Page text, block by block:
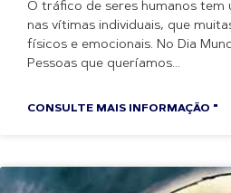
O tráfico de seres humanos
nas vítimas individuais, que
físicos e emocionais. No Dia
Pessoas que queríamos
CONSULTE MAIS INFORMAÇÃO "